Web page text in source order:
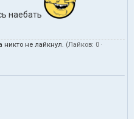
наебать
никто не лайкнул. (Лайков: 0 ·